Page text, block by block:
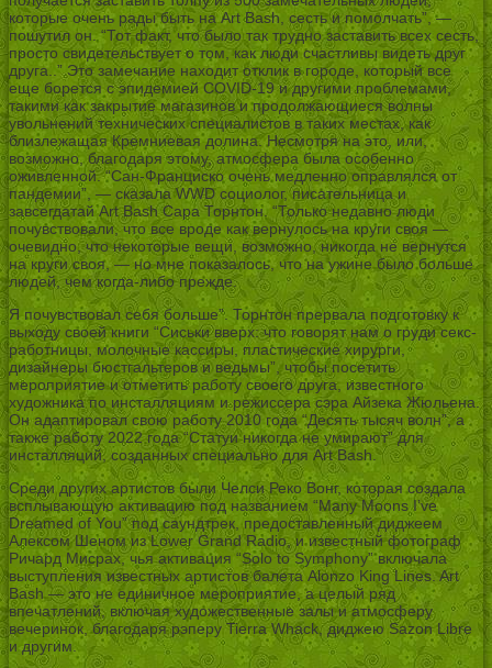
которые очень рады быть на Art Bash, сесть и помолчать”, —
пошутил он. “Тот факт, что было так трудно заставить всех сесть,
просто свидетельствует о том, как люди счастливы видеть друг
друга..” Это замечание находит отклик в городе, который все
еще борется с эпидемией COVID-19 и другими проблемами,
такими как закрытие магазинов и продолжающиеся волны
увольнений технических специалистов в таких местах, как
близлежащая Кремниевая долина. Несмотря на это, или,
возможно, благодаря этому, атмосфера была особенно
оживленной. “Сан-Франциско очень медленно оправлялся от
пандемии”, — сказала WWD социолог, писательница и
завсегдатай Art Bash Сара Торнтон. “Только недавно люди
почувствовали, что все вроде как вернулось на круги своя —
очевидно, что некоторые вещи, возможно, никогда не вернутся
на круги своя, — но мне показалось, что на ужине было больше
людей, чем когда-либо прежде.
Я почувствовал себя больше”. Торнтон прервала подготовку к
выходу своей книги “Сиськи вверх: что говорят нам о груди секс-
работницы, молочные кассиры, пластические хирурги,
дизайнеры бюстгальтеров и ведьмы”, чтобы посетить
мероприятие и отметить работу своего друга, известного
художника по инсталляциям и режиссера сэра Айзека Жюльена.
Он адаптировал свою работу 2010 года “Десять тысяч волн”, а
также работу 2022 года “Статуи никогда не умирают” для
инсталляций, созданных специально для Art Bash.
Среди других артистов были Челси Реко Вонг, которая создала
всплывающую активацию под названием “Many Moons I’ve
Dreamed of You” под саундтрек, предоставленный диджеем
Алексом Шеном из Lower Grand Radio, и известный фотограф
Ричард Мисрах, чья активация “Solo to Symphony” включала
выступления известных артистов балета Alonzo King Lines. Art
Bash — это не единичное мероприятие, а целый ряд
впечатлений, включая художественные залы и атмосферу
вечеринок, благодаря рэперу Tierra Whack, диджею Sazon Libre
и другим.